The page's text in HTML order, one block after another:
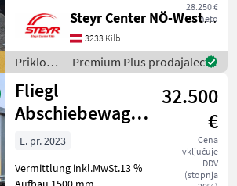
28.250 €
neto
prostora 20 m³ 3) Zgornji
potisnik za krompir 4)
Pnevmatike 560/60R22.5 5)
Tipizacija za hitrost
Steyr Center NÖ-West - Standort Kilb
3233 Kilb
Priklopniki
/
Brantner
Premium Plus prodajalec
Fliegl
Abschiebewagen
ASW 160
32.500
€
Cena
vključuje
DDV
(stopnja
L. pr. 2023
Vermittlung inkl.MwSt.13 %